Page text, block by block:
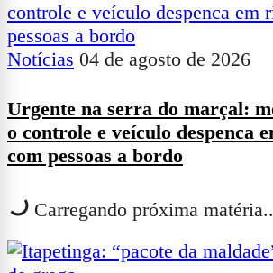
Notícias 04 de agosto de 2026
Urgente na serra do marçal:
o controle e veículo despenca
com pessoas a bordo
Carregando próxima